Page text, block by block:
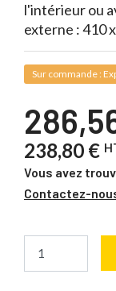
l'intérieur ou
externe : 410
Sur commande :
238,80 €
Vous avez
Contactez-